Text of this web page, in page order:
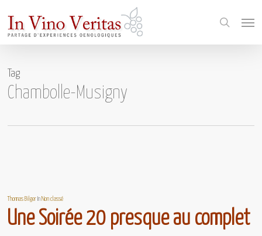
main
search
Tag
Chambolle-Musigny
Thomas Bilger InNon classé
Une Soirée 20 presque au complet